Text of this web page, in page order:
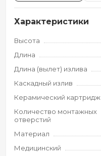
Характеристики
Высота
Длина
Длина (вылет) излива
Каскадный излив
Керамический картридж
Количество монтажных
отверстий
Материал
Медицинский